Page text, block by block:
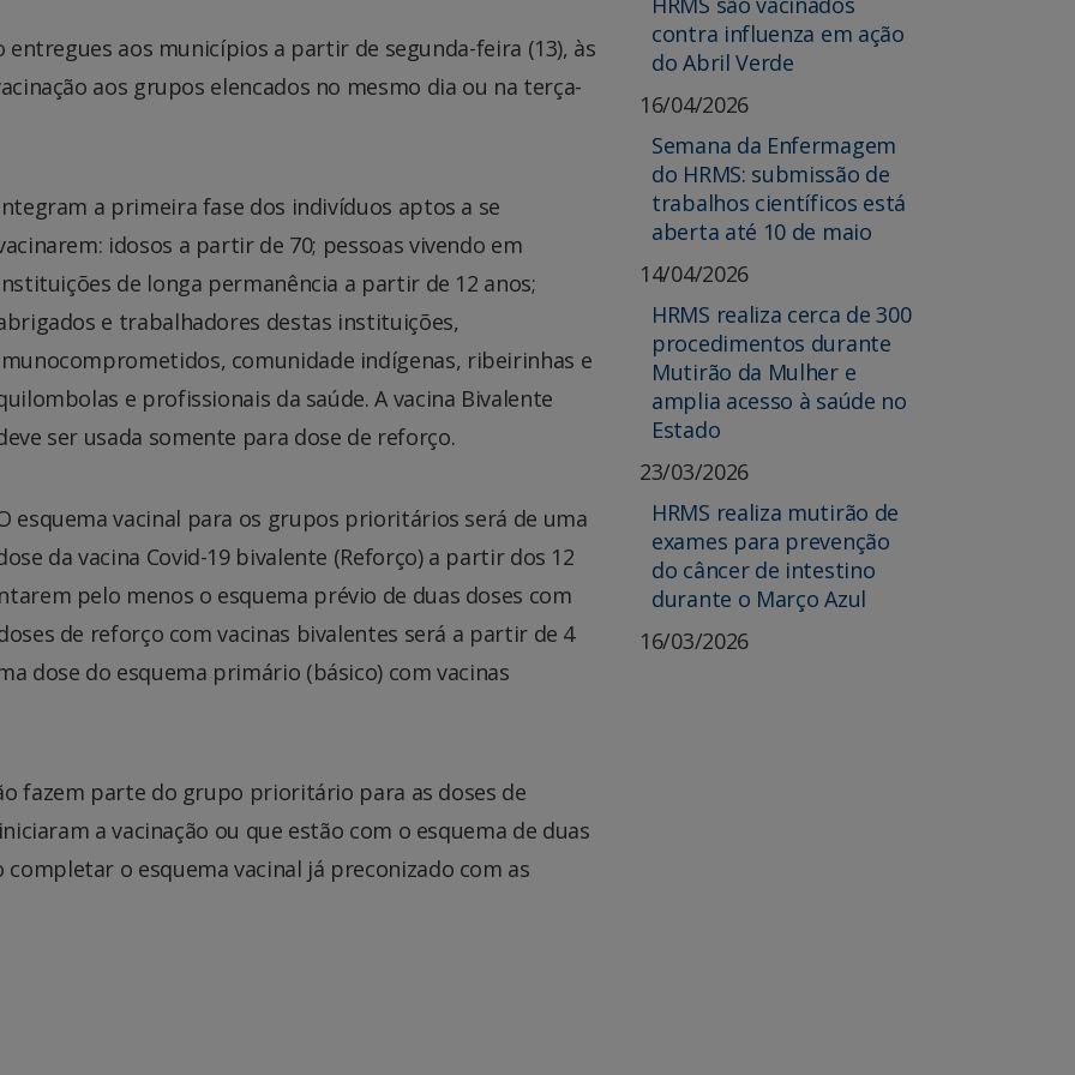
entregues aos municípios a partir de segunda-feira (13), às
aos grupos elencados no mesmo dia ou na terça-
a primeira fase dos indivíduos aptos a se
idosos a partir de 70; pessoas vivendo em
de longa permanência a partir de 12 anos;
e trabalhadores destas instituições,
comunidade indígenas, ribeirinhas e
e profissionais da saúde. A vacina Bivalente
ser usada somente para dose de reforço.
esquema vacinal para os grupos prioritários será de uma
da vacina Covid-19 bivalente (Reforço) a partir dos 12
pelo menos o esquema prévio de duas doses com
de reforço com vacinas bivalentes será a partir de 4
dose do esquema primário (básico) com vacinas
fazem parte do grupo prioritário para as doses de
a vacinação ou que estão com o esquema de duas
o esquema vacinal já preconizado com as
contra influenza em ação
do Abril Verde
16/04/2026
Semana da Enfermagem
do HRMS: submissão de
trabalhos científicos está
aberta até 10 de maio
14/04/2026
HRMS realiza cerca de 300
procedimentos durante
Mutirão da Mulher e
amplia acesso à saúde no
Estado
23/03/2026
HRMS realiza mutirão de
exames para prevenção
do câncer de intestino
durante o Março Azul
16/03/2026